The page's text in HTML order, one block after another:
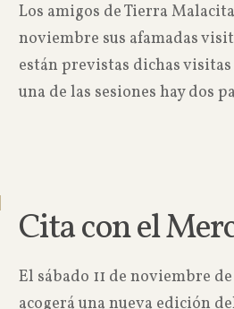
Los amigos de Tierra
noviembre sus afamadas
están previstas dichas visitas
una de las sesiones hay dos
Cita con el
El sábado 11 de noviembre
acogerá una nueva edición